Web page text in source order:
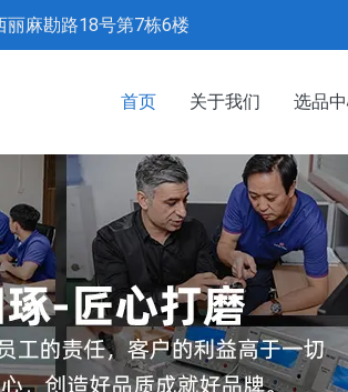
丽麻勘路18号第7栋6楼
首页 关于我们 选品